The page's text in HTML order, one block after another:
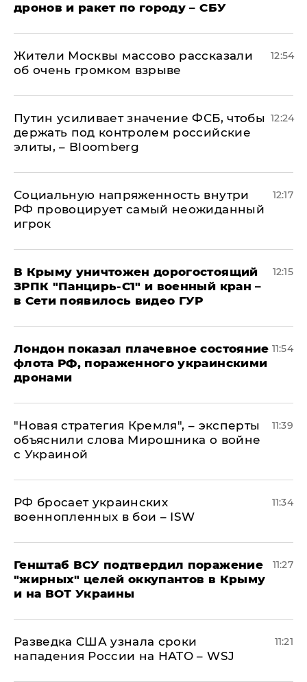
дронов и ракет по городу – СБУ
Жители Москвы массово рассказали
об очень громком взрыве
12:54
Путин усиливает значение ФСБ, чтобы
держать под контролем российские
элиты, – Bloomberg
12:24
Социальную напряженность внутри
РФ провоцирует самый неожиданный
игрок
12:17
В Крыму уничтожен дорогостоящий
ЗРПК "Панцирь-С1" и военный кран –
в Сети появилось видео ГУР
12:15
Лондон показал плачевное состояние
флота РФ, пораженного украинскими
дронами
11:54
"Новая стратегия Кремля", – эксперты
объяснили слова Мирошника о войне
с Украиной
11:39
РФ бросает украинских
военнопленных в бои – ISW
11:34
Генштаб ВСУ подтвердил поражение
"жирных" целей оккупантов в Крыму
и на ВОТ Украины
11:27
Разведка США узнала сроки
нападения России на НАТО – WSJ
11:21